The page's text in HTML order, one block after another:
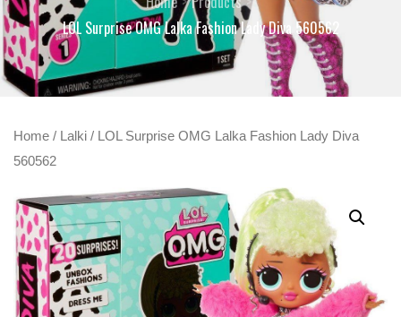
LOL Surprise OMG Lalka Fashion Lady Diva 560562
Home / Lalki / LOL Surprise OMG Lalka Fashion Lady Diva
560562